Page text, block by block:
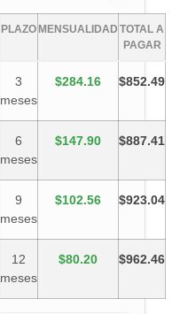
PLAZO MENSUALIDAD TOTAL A
PAGAR
3
meses
$284.16 $852.49
6
meses
$147.90 $887.41
9
meses
$102.56 $923.04
12
meses
$80.20 $962.46